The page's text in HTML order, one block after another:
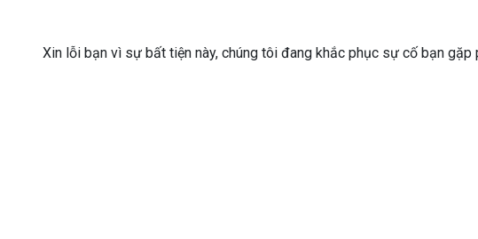
Xin lỗi bạn vì sự bất tiện này, chúng tôi đang khắc phục sự cố bạn gặp